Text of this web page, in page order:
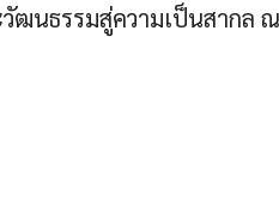
นธรรมสู่ความเป็นสากล ณ